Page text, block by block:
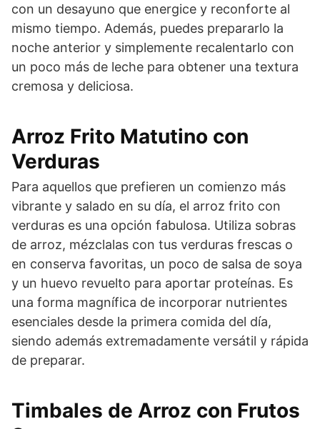
con un desayuno que energice y reconforte al
mismo tiempo. Además, puedes prepararlo la
noche anterior y simplemente recalentarlo con
un poco más de leche para obtener una textura
cremosa y deliciosa.
Arroz Frito Matutino con
Verduras
Para aquellos que prefieren un comienzo más
vibrante y salado en su día, el arroz frito con
verduras es una opción fabulosa. Utiliza sobras
de arroz, mézclalas con tus verduras frescas o
en conserva favoritas, un poco de salsa de soya
y un huevo revuelto para aportar proteínas. Es
una forma magnífica de incorporar nutrientes
esenciales desde la primera comida del día,
siendo además extremadamente versátil y rápida
de preparar.
Timbales de Arroz con Frutos